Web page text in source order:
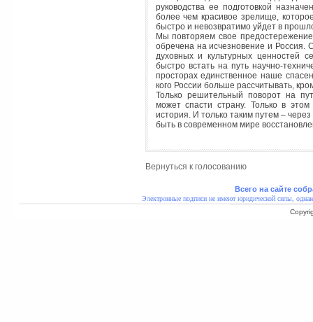
руководства ее подготовкой
более чем красивое зрелище,
быстро и невозвратимо уйдет в
Мы повторяем свое
обречена на исчезновение и
духовных и культурных ценностей
быстро встать на путь научно-
просторах единственное наше
кого России больше рассчитывать,
Только решительный поворот на
может спасти страну. Только в
история. И только таким путем –
быть в современном мире
Вернуться к голосованию
Всего на сайте
Электронные подписи не имеют юридической силы,